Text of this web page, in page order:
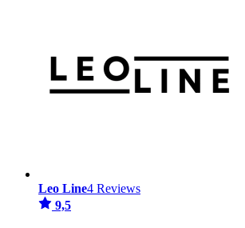
Leo Line4 Reviews
9,5